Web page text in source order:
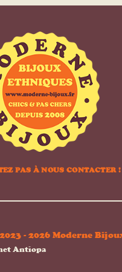
PAS À NOUS CONTACTER !
- 2026 Moderne
Antiopa